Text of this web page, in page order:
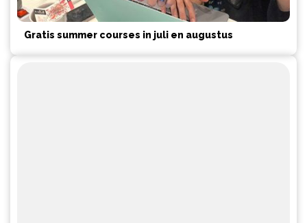
Gratis summer courses in juli en augustus